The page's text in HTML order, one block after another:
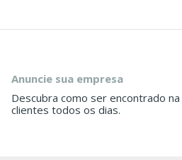
Anuncie sua empresa
Descubra como ser encontrado
clientes todos os dias.